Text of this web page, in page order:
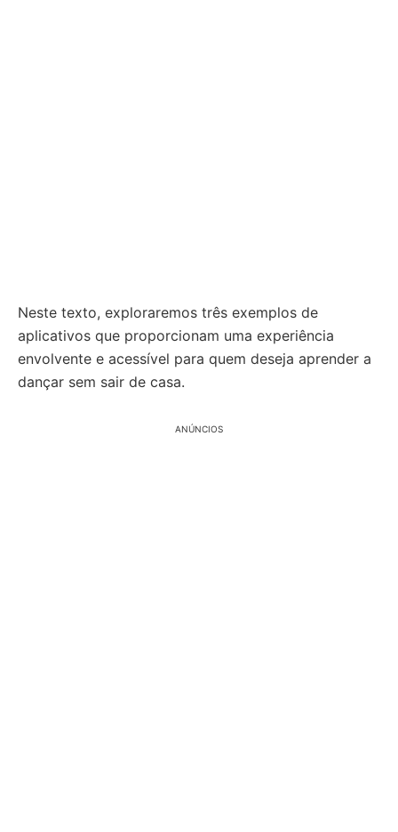
Neste texto, exploraremos três exemplos de
aplicativos que proporcionam uma experiência
envolvente e acessível para quem deseja aprender a
dançar sem sair de casa.
ANÚNCIOS